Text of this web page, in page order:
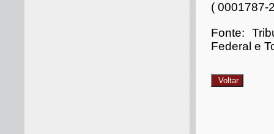
( 0001787-
Fonte:
Federal e